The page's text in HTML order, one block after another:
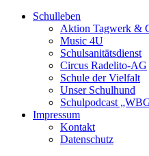
Schulleben
Aktion Tagwerk &
Music 4U
Schulsanitätsdienst
Circus Radelito-AG
Schule der Vielfalt
Unser Schulhund
Schulpodcast
Impressum
Kontakt
Datenschutz